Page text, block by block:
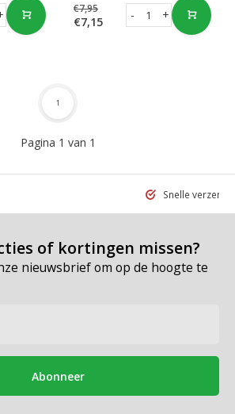
€7,95
€7,15 +
-
Pagina 1 van 1
1
Snelle
of kortingen missen?
nieuwsbrief om op de hoogte te
Abonneer